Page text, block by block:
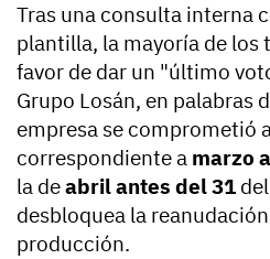
Tras una consulta interna
plantilla, la mayoría de los
favor de dar un "último
Grupo Losán, en palabras
empresa se comprometió
correspondiente a marzo
la deabril antes del 31
desbloquea la
producción.